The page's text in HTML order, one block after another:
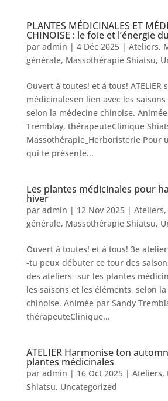
PLANTES MÉDICINALES ET
CHINOISE : le foie et l’énergie
par admin | 4 Déc 2025| Ateliers,
générale, Massothérapie Shiatsu,
Ouvert à toutes! et à tous! ATELIER
médicinalesen lien avec les
selon la médecine chinoise.
Tremblay, thérapeuteClinique
Massothérapie_Herboristerie Pour
qui te présente...
Les plantes médicinales pour
hiver
par admin | 12 Nov 2025| Ateliers,
générale, Massothérapie Shiatsu,
Ouvert à toutes! et à tous! 3e
-tu peux débuter ce tour des
des ateliers- sur les plantes
les saisons et les éléments, selon
chinoise. Animée par Sandy
thérapeuteClinique...
ATELIER Harmonise ton
plantes médicinales
par admin | 16 Oct 2025| Ateliers,
Shiatsu, Uncategorized